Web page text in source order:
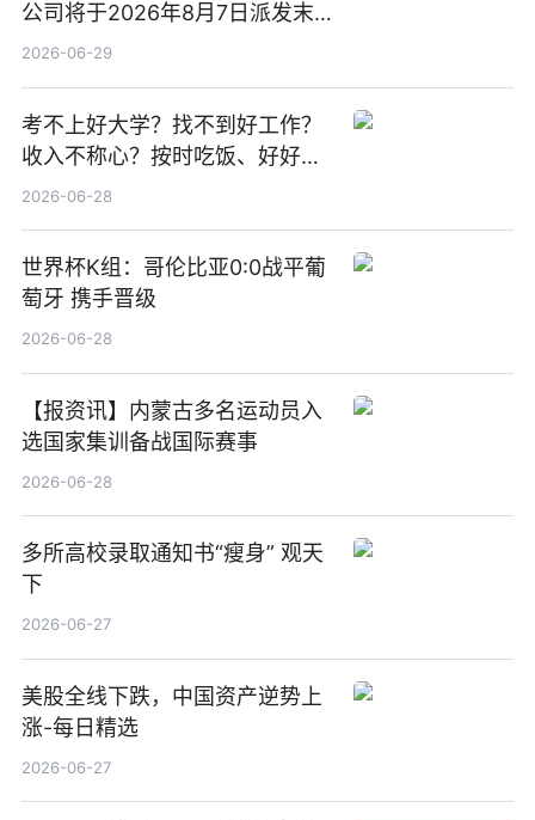
公司将于2026年8月7日派发末
期股息每股人民币0.013元 每日
2026-06-29
考不上好大学？找不到好工作？
收入不称心？按时吃饭、好好睡
觉
2026-06-28
世界杯K组：哥伦比亚0:0战平葡
萄牙 携手晋级
2026-06-28
【报资讯】内蒙古多名运动员入
选国家集训备战国际赛事
2026-06-28
多所高校录取通知书“瘦身” 观天
下
2026-06-27
美股全线下跌，中国资产逆势上
涨-每日精选
2026-06-27